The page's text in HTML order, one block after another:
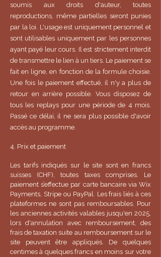
soumis aux droits d'auteur, toutes
reproductions, même partielles seront punies
par la loi. L'usage est uniquement personnel et
sont utilisables uniquement par les personnes
ayant payé leur cours. Il est strictement interdit
de transmettre le lien à un tiers. Le paiement se
fait en ligne, en fonction de la formule choisie.
Une fois le paiement effectué, il n'y a plus de
retour en arrière possible. Vous disposez de
tous les replays pour une période de 4 mois.
Passé ce délai, il ne sera plus possible d'avoir
accès au programme.
4. Prix et paiement
Les tarifs indiqués sur le site sont en francs
suisses (CHF), toutes taxes comprises. Le
paiement s’effectue par carte bancaire via Wix
Payments, Stripe ou PayPal. Les frais liés à ces
plateformes ne sont pas remboursables. Pour
les anciennes activités valables jusqu'en 2025,
lors d'annulation avec remboursement, des
frais de taxation suite au remboursement sur le
site peuvent être appliqués. De quelques
centimes à quelquesfrancs en moins sur votre